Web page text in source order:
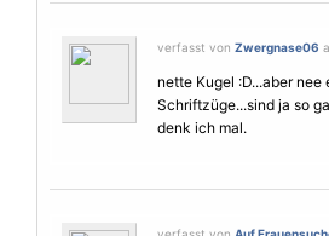
verfasst von Zwergnase06
nette Kugel :D...aber
Schriftzüge...sind ja so
denk ich mal.